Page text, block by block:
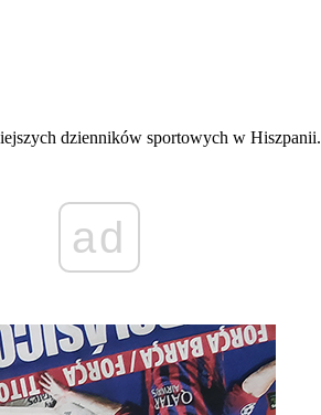
dzienników sportowych w Hiszpanii.
ad